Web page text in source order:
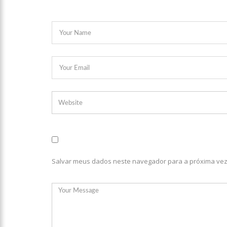
14:17 Motoristas de
14:10 Após matar
13:52 Jovem sofre
13:05 Cultura Manaus:
Salvar meus dados neste navegador para a próxima